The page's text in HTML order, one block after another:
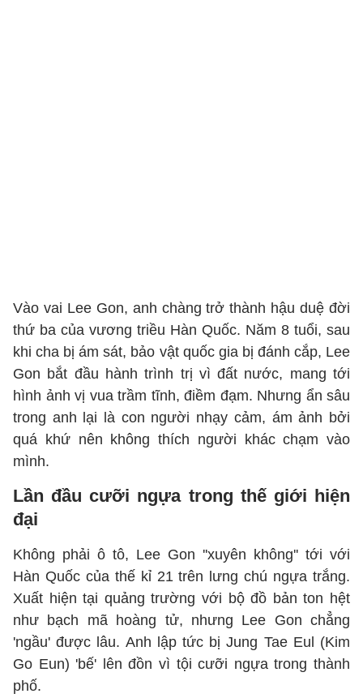
Vào vai Lee Gon, anh chàng trở thành hậu duệ đời
thứ ba của vương triều Hàn Quốc. Năm 8 tuổi, sau
khi cha bị ám sát, bảo vật quốc gia bị đánh cắp, Lee
Gon bắt đầu hành trình trị vì đất nước, mang tới
hình ảnh vị vua trầm tĩnh, điềm đạm. Nhưng ẩn sâu
trong anh lại là con người nhạy cảm, ám ảnh bởi
quá khứ nên không thích người khác chạm vào
mình.
Lần đầu cưỡi ngựa trong thế giới hiện
đại
Không phải ô tô, Lee Gon ''xuyên không'' tới với
Hàn Quốc của thế kỉ 21 trên lưng chú ngựa trắng.
Xuất hiện tại quảng trường với bộ đồ bản ton hệt
như bạch mã hoàng tử, nhưng Lee Gon chẳng
'ngầu' được lâu. Anh lập tức bị Jung Tae Eul (Kim
Go Eun) 'bế' lên đồn vì tội cưỡi ngựa trong thành
phố.